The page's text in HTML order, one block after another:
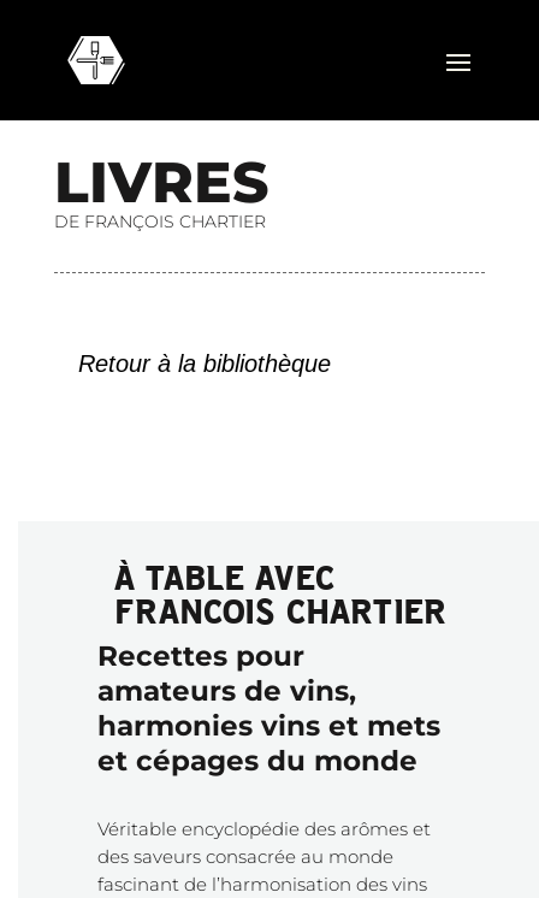
LIVRES
DE FRANÇOIS CHARTIER
Retour à la bibliothèque
À TABLE AVEC
FRANCOIS CHARTIER
Recettes pour
amateurs de vins,
harmonies vins et mets
et cépages du monde
Véritable encyclopédie des arômes et
des saveurs consacrée au monde
fascinant de l’harmonisation des vins